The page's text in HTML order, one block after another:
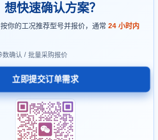
快速确认方案？
你的工况推荐型号并报价，通常 24 小时内
数确认 / 批量采购报价
立即提交订单需求